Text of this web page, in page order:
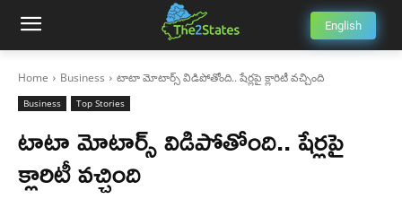
English
Home Business టాటా మోటార్స్ విడిపోతోంది.. షేర్లపై క్లారిటీ వచ్చింది
Business Top Stories
టాటా మోటార్స్ విడిపోతోంది.. షేర్లపై
క్లారిటీ వచ్చింది